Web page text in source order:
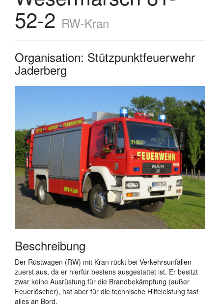
52-2 RW-Kran
Organisation: Stützpunktfeuerwehr
Jaderberg
Beschreibung
Der Rüstwagen (RW) mit Kran rückt bei Verkehrsunfällen
zuerst aus, da er hierfür bestens ausgestattet ist. Er besitzt
zwar keine Ausrüstung für die Brandbekämpfung (außer
Feuerlöscher), hat aber für die technische Hilfeleistung fast
alles an Bord.